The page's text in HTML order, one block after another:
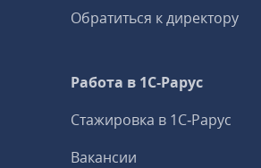
Обратиться к директору
Работа в 1С‑Рарус
Стажировка в 1С‑Рарус
Вакансии